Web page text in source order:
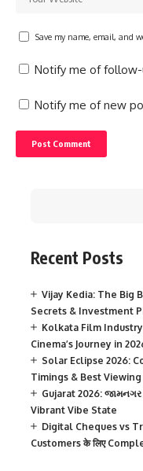
Save my name, email, and
Notify me of
Notify me of new
Recent Posts
Vijay Kedia: The Big
Secrets & Investment
Kolkata Film
Cinema’s Journey in
Solar Eclipse 2026:
Timings & Best
Gujarat 2026:
Vibrant Vibe State
Digital Cheques vs
Customers के लिए